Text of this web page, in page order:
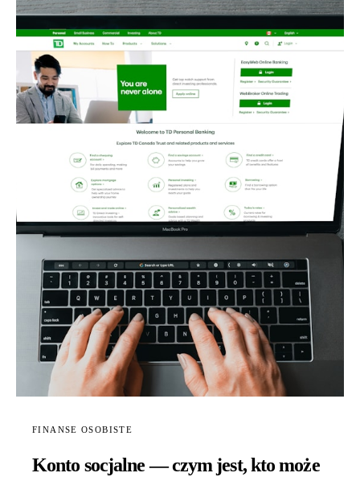
FINANSE OSOBISTE
Konto socjalne — czym jest, kto może